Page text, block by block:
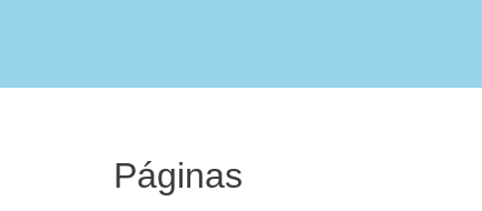
Páginas